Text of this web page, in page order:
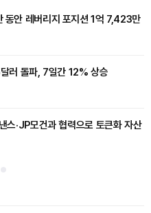
동안 레버리지 포지션 1억 7,423만
러 돌파, 7일간 12% 상승
스·JP모건과 협력으로 토큰화 자산